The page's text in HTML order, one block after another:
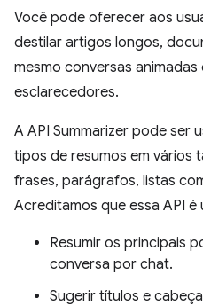
Você pode oferecer aos
destilar artigos longos,
mesmo conversas
esclarecedores.
A API Summarizer pode ser
tipos de resumos em vários
frases, parágrafos, listas
Acreditamos que essa API
Resumir os principais
conversa por chat.
Sugerir títulos e